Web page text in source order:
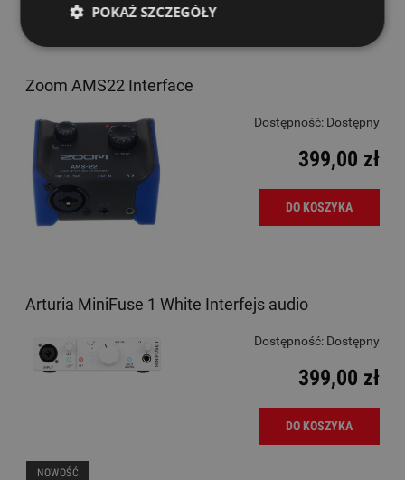
Zoom AMS22 Interface
Dostępność: Dostępny
399,00 zł
DO KOSZYKA
Arturia MiniFuse 1 White Interfejs audio
Dostępność: Dostępny
399,00 zł
DO KOSZYKA
NOWOŚĆ
POKAŻ SZCZEGÓŁY